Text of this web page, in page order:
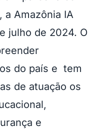
a Amazônia IA
julho de 2024. O
do país e tem
de atuação os
e